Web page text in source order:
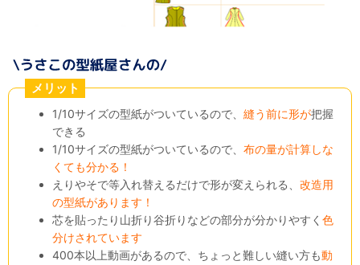
メリット
1/10サイズの型紙がついているので、縫う前に形が把握
できる
1/10サイズの型紙がついているので、布の量が計算しな
くても分かる！
えりやそで等入れ替えるだけで形が変えられる、改造用
の型紙があります！
芯を貼ったり山折り谷折りなどの部分が分かりやすく色
分けされています
400本以上動画があるので、ちょっと難しい縫い方も動